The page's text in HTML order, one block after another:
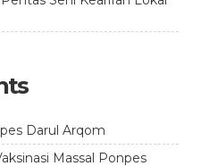
Darul Arqom
Massal Ponpes